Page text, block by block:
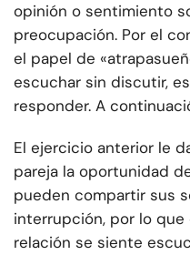
opinión o sentimiento
preocupación. Por el
el papel de
escuchar sin discutir,
responder. A
El ejercicio anterior le
pareja la oportunidad
pueden compartir sus
interrupción, por lo
relación se siente